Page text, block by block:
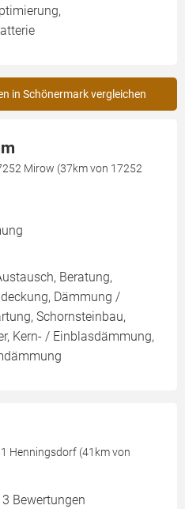
in Schönermark vergleichen
Mirow (37km von 17252
Beratung,
Dämmung /
Schornsteinbau,
Kern- / Einblasdämmung,
Henningsdorf (41km von
Bewertungen